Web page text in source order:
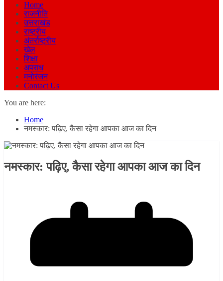
Home
राजनीति
उत्तराखंड
राष्ट्रीय
अंतर्राष्ट्रीय
खेल
शिक्षा
अपराध
मनोरंजन
Contact Us
You are here:
Home
नमस्कार: पढ़िए, कैसा रहेगा आपका आज का दिन
नमस्कार: पढ़िए, कैसा रहेगा आपका आज का दिन